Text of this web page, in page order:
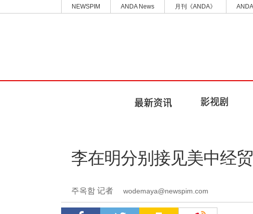
NEWSPIM ANDA News 月刊《ANDA》
李在明分别接见美中经
주옥함 记者 wodemaya@newspim.com